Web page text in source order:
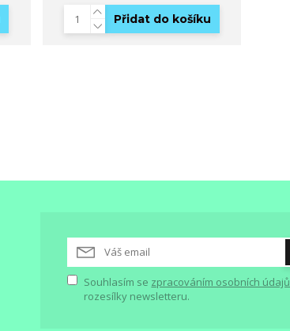
Přidat do košíku
Souhlasím se zpracováním osobních údajů
rozesílky newsletteru.